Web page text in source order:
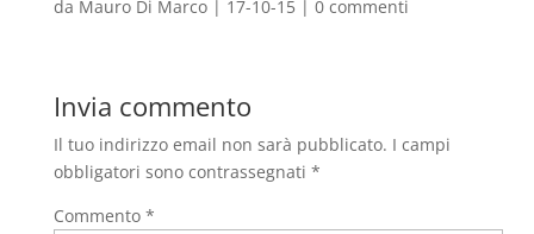
da Mauro Di Marco| 17-10-15| 0 commenti
Invia commento
Il tuo indirizzo email non sarà pubblicato. I campi
obbligatori sono contrassegnati *
Commento *